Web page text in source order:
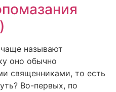
называют
оно обычно
священниками, то есть
Во-первых, по